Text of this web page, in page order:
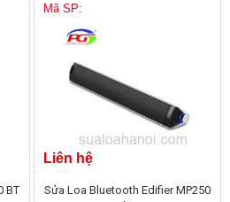
BT
Mã SP:
Liên hệ
Sửa Loa Bluetooth Edifier MP250